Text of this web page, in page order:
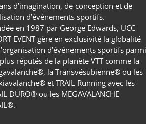
d’imagination, de conception et de
d’événements sportifs.
en 1987 par George Edwards, UCC
EVENT gère en exclusivité la globalité
d’événements sportifs
réputés de la planète VTT comme la
la Transvésubienne® ou les
et TRAIL Running avec les
DURO® ou les MEGAVALANCHE